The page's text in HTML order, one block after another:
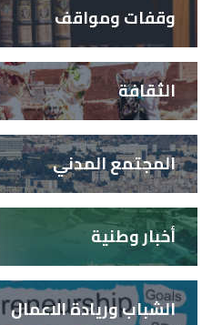
وقفات ومواقف
الثقافة
المجتمع المدني
أخبار وطنية
الشباب وريادة الاعمال